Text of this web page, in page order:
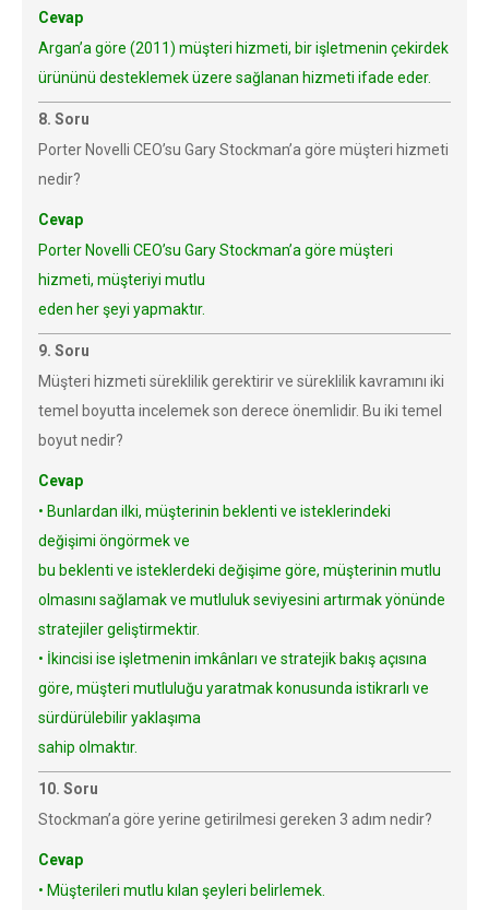
Cevap
Argan’a göre (2011) müşteri hizmeti, bir işletmenin çekirdek
ürününü desteklemek üzere sağlanan hizmeti ifade eder.
8. Soru
Porter Novelli CEO’su Gary Stockman’a göre müşteri hizmeti
nedir?
Cevap
Porter Novelli CEO’su Gary Stockman’a göre müşteri
hizmeti, müşteriyi mutlu
eden her şeyi yapmaktır.
9. Soru
Müşteri hizmeti süreklilik gerektirir ve süreklilik kavramını iki
temel boyutta incelemek son derece önemlidir. Bu iki temel
boyut nedir?
Cevap
• Bunlardan ilki, müşterinin beklenti ve isteklerindeki
değişimi öngörmek ve
bu beklenti ve isteklerdeki değişime göre, müşterinin mutlu
olmasını sağlamak ve mutluluk seviyesini artırmak yönünde
stratejiler geliştirmektir.
• İkincisi ise işletmenin imkânları ve stratejik bakış açısına
göre, müşteri mutluluğu yaratmak konusunda istikrarlı ve
sürdürülebilir yaklaşıma
sahip olmaktır.
10. Soru
Stockman’a göre yerine getirilmesi gereken 3 adım nedir?
Cevap
• Müşterileri mutlu kılan şeyleri belirlemek.